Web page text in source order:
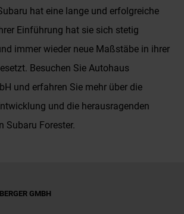
hat eine lange und erfolgreiche
Einführung hat sie sich stetig
immer wieder neue Maßstäbe in ihrer
Besuchen Sie Autohaus
und erfahren Sie mehr über die
und die herausragenden
Subaru Forester.
GMBH